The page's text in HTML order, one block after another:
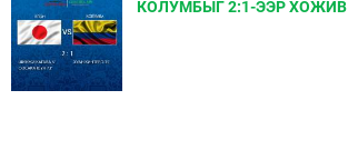
КОЛУМБЫГ 2:1-ЭЭР ХОЖИВ